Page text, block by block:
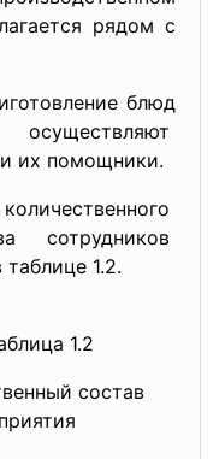
рядом с
блюд
их помощники.
количественного
сотрудников
1.2.
1.2
состав